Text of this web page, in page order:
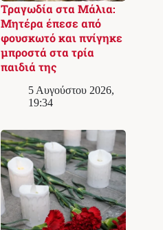
Τραγωδία στα Μάλια:
Μητέρα έπεσε από
φουσκωτό και πνίγηκε
μπροστά στα τρία
παιδιά της
5 Αυγούστου 2026,
19:34